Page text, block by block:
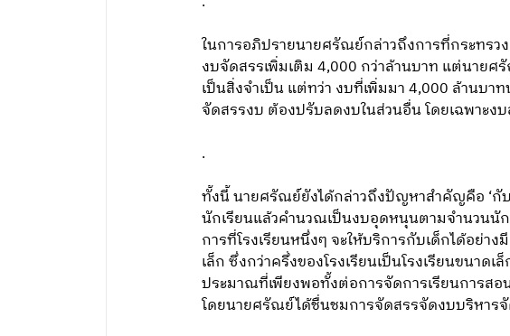
ในการอภิปรายนายศรัณย์กล่าวถึงการที่กระทร
งบจัดสรรเพิ่มเติม 4,000 กว่าล้านบาท แต่นายศ
เป็นสิ่งจำเป็น แต่ทว่า งบที่เพิ่มมา 4,000 ล้านบ
จัดสรรงบ ต้องปรับลดงบในส่วนอื่น โดยเฉพาะง
.
ทั้งนี้ นายศรัณย์ยังได้กล่าวถึงปัญหาสำคัญคือ ‘กั
นักเรียนแล้วคำนวณเป็นงบอุดหนุนตามจำนวนนั
การที่โรงเรียนหนึ่งๆ จะให้บริการกับเด็กได้อย่
เล็ก ซึ่งกว่าครึ่งของโรงเรียนเป็นโรงเรียนขนาด
ประมาณที่เพียงพอทั้งต่อการจัดการเรียนการสอ
โดยนายศรัณย์ได้ชื่นชมการจัดสรรจัดงบบริหารจั